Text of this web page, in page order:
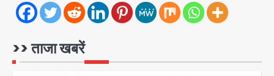
>> ताजा खबरें
1
Greater Noida Gas